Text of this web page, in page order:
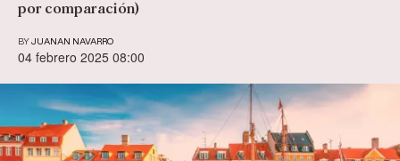
por comparación)
BY JUANAN NAVARRO
04 febrero 2025 08:00